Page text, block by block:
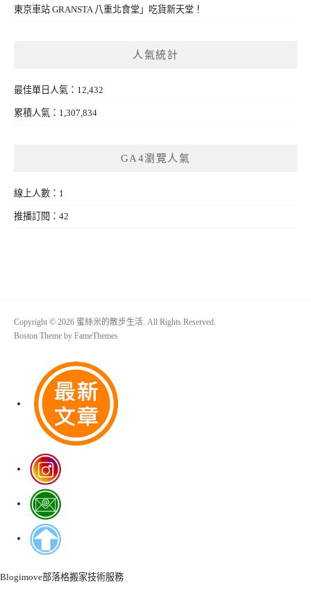
東京車站 GRANSTA 八重北食堂」吃貨新天堂！
人氣統計
最佳單日人氣：12,432
累積人氣：1,307,834
GA4瀏覽人氣
線上人數：1
推播訂閱：42
Copyright © 2026 蜜絲米的散步生活. All Rights Reserved.
Boston Theme by FameThemes
Blogimove部落格搬家技術服務